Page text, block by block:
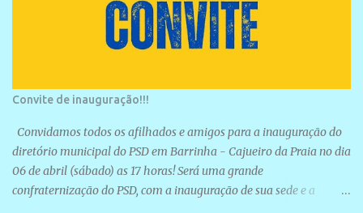
Convite de inauguração!!!
Convidamos todos os afilhados e amigos para a inauguração do
diretório municipal do PSD em Barrinha - Cajueiro da Praia no dia
06 de abril (sábado) as 17 horas! Será uma grande
confraternização do PSD, com a inauguração de sua sede e a